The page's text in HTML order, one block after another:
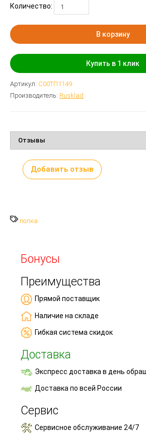
Количество:
В корзину
Купить в 1 клик
Артикул: С00ТП1149
Производитель: Rusklad
Отзывы
Добавить отзыв
полка
Бонусы
Преимущества
Прямой поставщик
Наличие на складе
Гибкая система скидок
Доставка
Экспресс доставка в день
Доставка по всей России
Сервис
Сервисное обслуживание 24/7